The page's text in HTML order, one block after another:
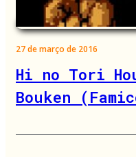
27 de março de 2016
Hi no Tori
Bouken